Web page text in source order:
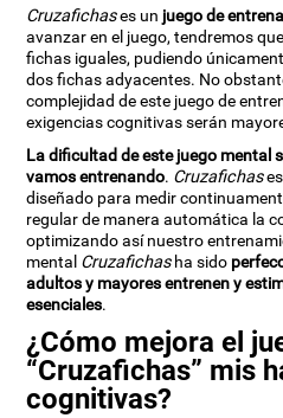
Cruzafichases un juego de
avanzar en el juego, tendremos
fichas iguales, pudiendo
dos fichas adyacentes. No
complejidad de este juego de
exigencias cognitivas serán
La dificultad de este juego mental
vamos entrenando. Cruzafichas
diseñado para medir
regular de manera automática la
optimizando así nuestro
mental Cruzafichasha sido
adultos y mayores entrenen y
esenciales.
¿Cómo mejora el
“Cruzafichas” mis
cognitivas?